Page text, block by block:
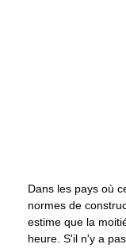
Dans les pays où
normes de
estime que la
heure. S'il n'y a